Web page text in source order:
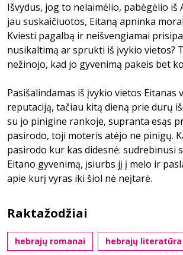
Išvydus, jog to nelaimėlio, pabėgėlio iš
jau suskaičiuotos, Eitaną apninka
Kviesti pagalbą ir neišvengiamai
nusikaltimą ar sprukti iš įvykio vietos?
nežinojo, kad jo gyvenimą pakeis bet
Pasišalindamas iš įvykio vietos Eitanas
reputaciją, tačiau kitą dieną prie durų
su jo pinigine rankoje, supranta esąs
pasirodo, toji moteris atėjo ne pinigų.
pasirodo kur kas didesnė: sudrebinusi
Eitano gyvenimą, įsiurbs jį į melo ir
apie kurį vyras iki šiol nė neįtarė.
Raktažodžiai
hebrajų romanai hebrajų literatūra